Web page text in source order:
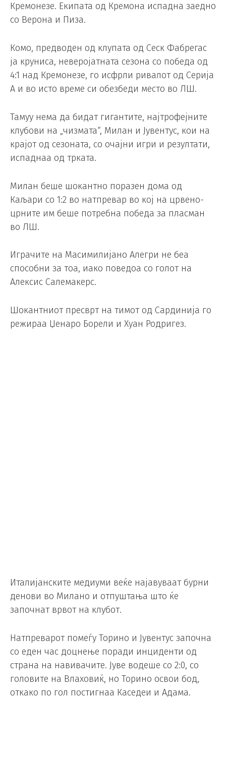
Кремонезе. Екипата од Кремона испадна заедно
со Верона и Пиза.
Комо, предводен од клупата од Сеск Фабрегас
ја круниса, неверојатната сезона со победа од
4:1 над Кремонезе, го исфрли ривалот од Серија
А и во исто време си обезбеди место во ЛШ.
Тамуу нема да бидат гигантите, најтрофејните
клубови на „чизмата“, Милан и Јувентус, кои на
крајот од сезоната, со очајни игри и резултати,
испаднаа од трката.
Милан беше шокантно поразен дома од
Каљари со 1:2 во натпревар во кој на црвено-
црните им беше потребна победа за пласман
во ЛШ.
Играчите на Масимилијано Алегри не беа
способни за тоа, иако поведоа со голот на
Алексис Салемакерс.
Шокантниот пресврт на тимот од Сардинија го
режираа Џенаро Борели и Хуан Родригез.
Италијанските медиуми веќе најавуваат бурни
денови во Милано и отпуштања што ќе
започнат врвот на клубот.
Натпреварот помеѓу Торино и Јувентус започна
со еден час доцнење поради инциденти од
страна на навивачите. Јуве водеше со 2:0, со
головите на Влаховиќ, но Торино освои бод,
откако по гол постигнаа Каседеи и Адама.